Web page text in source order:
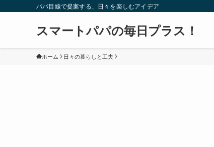
パパ目線で提案する、日々を楽しむアイデア
スマートパパの毎日プラス！
ホーム 日々の暮らしと工夫